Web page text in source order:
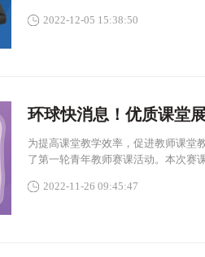
2022-12-05 15:38:50
环球快消息！优质课堂
为提高课堂教学效率，促进教师课堂
了第一轮青年教师赛课活动。本次赛
2022-11-26 09:45:47